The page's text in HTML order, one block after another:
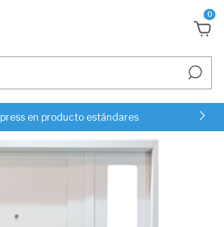
0
en producto estándares